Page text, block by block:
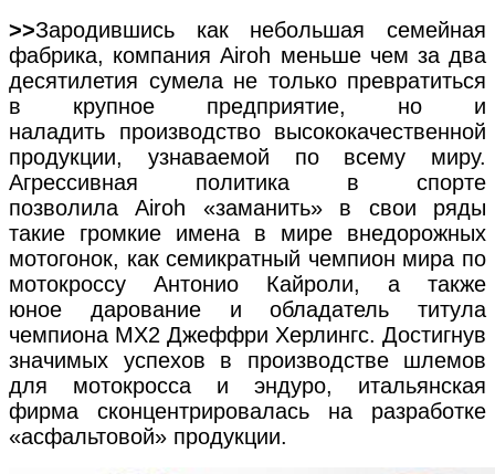
>>Зародившись как небольшая семейная
фабрика, компания Airoh меньше чем за два
десятилетия сумела не только превратиться
в крупное предприятие, но и
наладить производство высококачественной
продукции, узнаваемой по всему миру.
Агрессивная политика в спорте
позволила Airoh «заманить» в свои ряды
такие громкие имена в мире внедорожных
мотогонок, как семикратный чемпион мира по
мотокроссу Антонио Кайроли, а также
юное дарование и обладатель титула
чемпиона MX2 Джеффри Херлингс. Достигнув
значимых успехов в производстве шлемов
для мотокросса и эндуро, итальянская
фирма сконцентрировалась на разработке
«асфальтовой» продукции.